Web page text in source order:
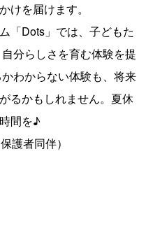
けを届けます。
「Dots」では、子どもた
自分らしさを育む体験を提
わからない体験も、将来
るかもしれません。夏休
間を♪
護者同伴）